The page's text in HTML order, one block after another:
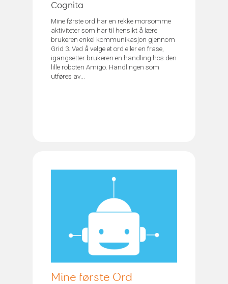
Cognita
Mine første ord har en rekke morsomme
aktiviteter som har til hensikt å lære
brukeren enkel kommunikasjon gjennom
Grid 3. Ved å velge et ord eller en frase,
igangsetter brukeren en handling hos den
lille roboten Amigo. Handlingen som
utføres av...
Mine første Ord